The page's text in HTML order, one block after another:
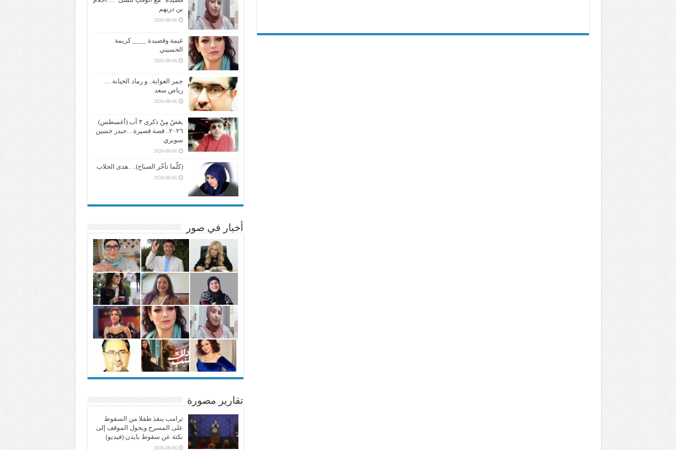
بن دريهم
2026-08-06
غيمة وقصيدة ____ كريمة
الحسيني
2026-08-06
جمر الغواية.. و رماد الخيانة …
رياض سعد
2026-08-06
بغضُ مِنْ ذكرى ٣ آب (أغسطس)
٢٠٢٦.. قصة قصيرة…حيدر حسين
سويري
2026-08-06
(كلّما تأخّر الصباح).. ..هدى الجلاب
2026-08-05
أخبار في صور
تقارير مصورة
ترامب ينقذ طفلا من السقوط
على المسرح ويحول الموقف إلى
نكتة عن سقوط بايدن (فيديو)
2026-08-06